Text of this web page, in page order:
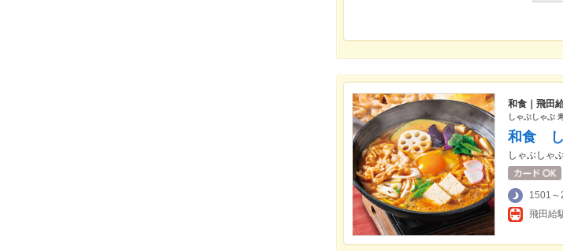
和食｜飛田
しゃぶしゃぶ
和食
しゃぶしゃ
1501～
飛田給